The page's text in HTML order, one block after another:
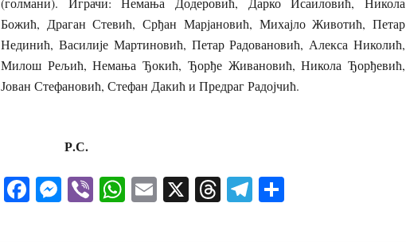
Божић, Драган Стевић, Срђан Марјановић, Михајло Животић, Петар
Нединић, Василије Мартиновић, Петар Радовановић, Алекса Николић,
Милош Рељић, Немања Ђокић, Ђорђе Живановић, Никола Ђорђевић,
Јован Стефановић, Стефан Дакић и Предраг Радојчић.
Р.С.
Facebook
Messenger
ViberWhatsApp
Email
X ThreadsTelegram